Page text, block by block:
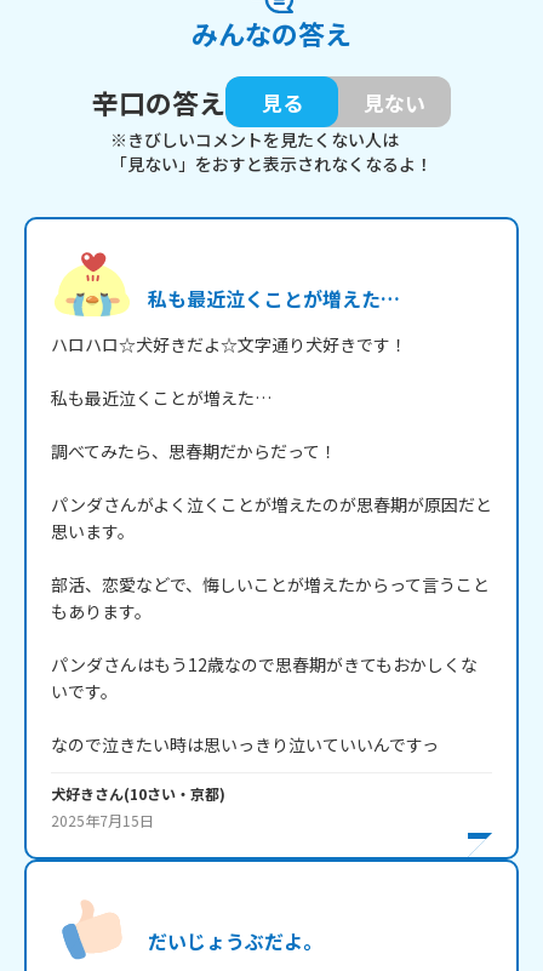
みんなの答え
辛口の答え
見る 見ない
※きびしいコメントを見たくない人は
「見ない」をおすと表示されなくなるよ！
私も最近泣くことが増えた…
ハロハロ☆犬好きだよ☆文字通り犬好きです！
私も最近泣くことが増えた…
調べてみたら、思春期だからだって！
パンダさんがよく泣くことが増えたのが思春期が原因だと
思います。
部活、恋愛などで、悔しいことが増えたからって言うこと
もあります。
パンダさんはもう12歳なので思春期がきてもおかしくな
いです。
なので泣きたい時は思いっきり泣いていいんですっ
犬好きさん(10さい・ 京都)
2025年7月15日
だいじょうぶだよ｡